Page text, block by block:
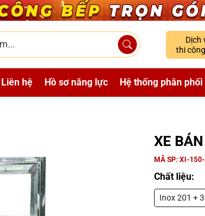
Dịch
thi
Liên hệ Hồ sơ năng lực Hệ thống phân phối
XE
MÃ SP: XI-
Chất liệu:
Inox 201 +